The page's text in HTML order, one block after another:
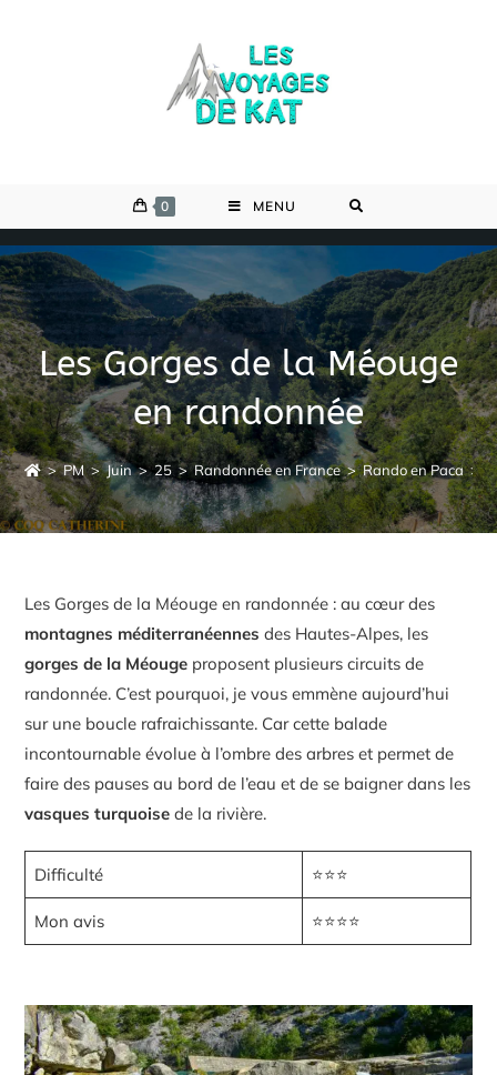
0 MENU
Les Gorges de la Méouge
en randonnée
> PM > Juin > 25 > Randonnée en France > Rando en Paca >
Les Gorges de la Méouge en randonnée : au cœur des
montagnes méditerranéennes des Hautes-Alpes, les
gorges de la Méouge proposent plusieurs circuits de
randonnée. C’est pourquoi, je vous emmène aujourd’hui
sur une boucle rafraichissante. Car cette balade
incontournable évolue à l’ombre des arbres et permet de
faire des pauses au bord de l’eau et de se baigner dans les
vasques turquoise de la rivière.
Difficulté ⭐⭐⭐
Mon avis ⭐⭐⭐⭐